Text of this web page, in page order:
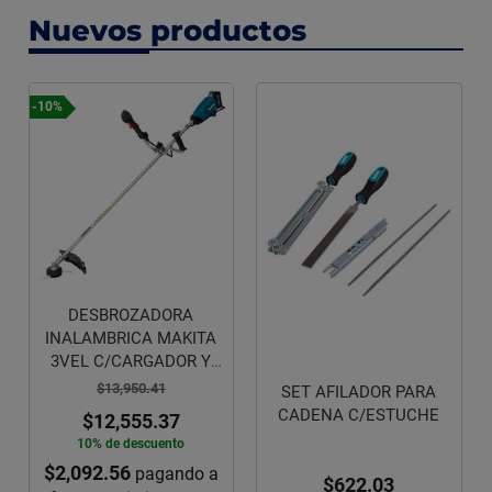
Nuevos productos
-10%
DESBROZADORA
INALAMBRICA MAKITA
3VEL C/CARGADOR Y
BATERIA
$13,950.41
$12,555.37
10% de descuento
$2,092.56pagando a
SET AFILADOR PARA
CADENA C/ESTUCHE
$622.03